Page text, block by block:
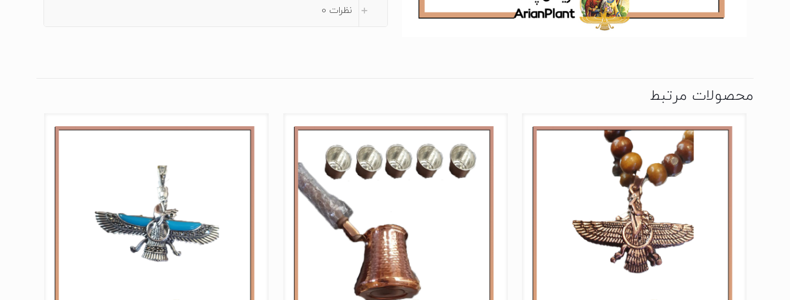
نظرات 0
محصولات مرتبط